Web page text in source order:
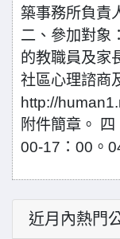
築事務所負責
二、參加對象
的教職員及家
社區心理諮商
http://
附件簡章。
00-17：00。
近月內熱門